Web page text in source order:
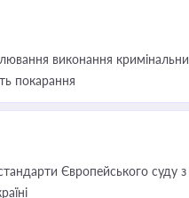
виконання
покарання
Європейського суду